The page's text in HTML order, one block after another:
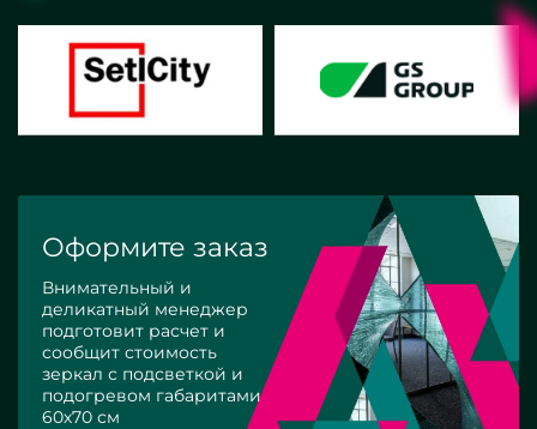
Оформите заказ
Внимательный и
деликатный менеджер
подготовит расчет и
сообщит стоимость
зеркал с подсветкой и
подогревом габаритами
60х70 см